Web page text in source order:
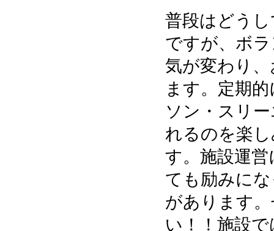
普段はどう
ですが、ボ
気が変わり
ます。定期
ソン・スリ
れるのを楽
す。施設運
ても励みに
があります
い！！施設